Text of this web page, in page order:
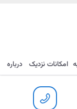
تماس
امکانات نزدیک درباره